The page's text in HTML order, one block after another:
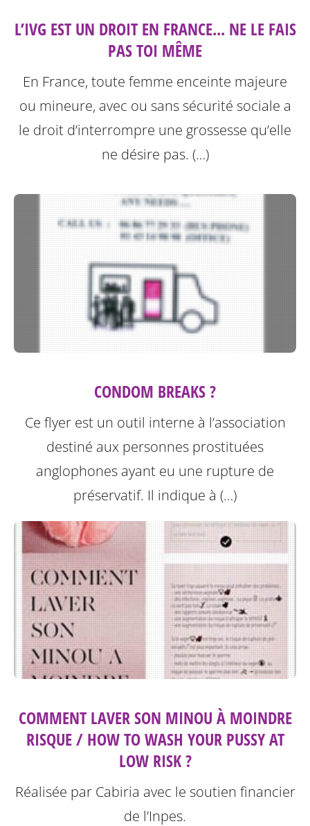
L’IVG EST UN DROIT EN FRANCE... NE LE FAIS
PAS TOI MÊME
En France, toute femme enceinte majeure
ou mineure, avec ou sans sécurité sociale a
le droit d’interrompre une grossesse qu’elle
ne désire pas. (…)
CONDOM BREAKS ?
Ce flyer est un outil interne à l’association
destiné aux personnes prostituées
anglophones ayant eu une rupture de
préservatif. Il indique à (…)
COMMENT LAVER SON MINOU À MOINDRE
RISQUE / HOW TO WASH YOUR PUSSY AT
LOW RISK ?
Réalisée par Cabiria avec le soutien financier
de l’Inpes.